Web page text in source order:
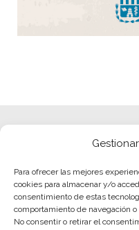
Para ofrecer las mejores
cookies para almacenar y/o
consentimiento de estas
comportamiento de navegación
No consentir o retirar el